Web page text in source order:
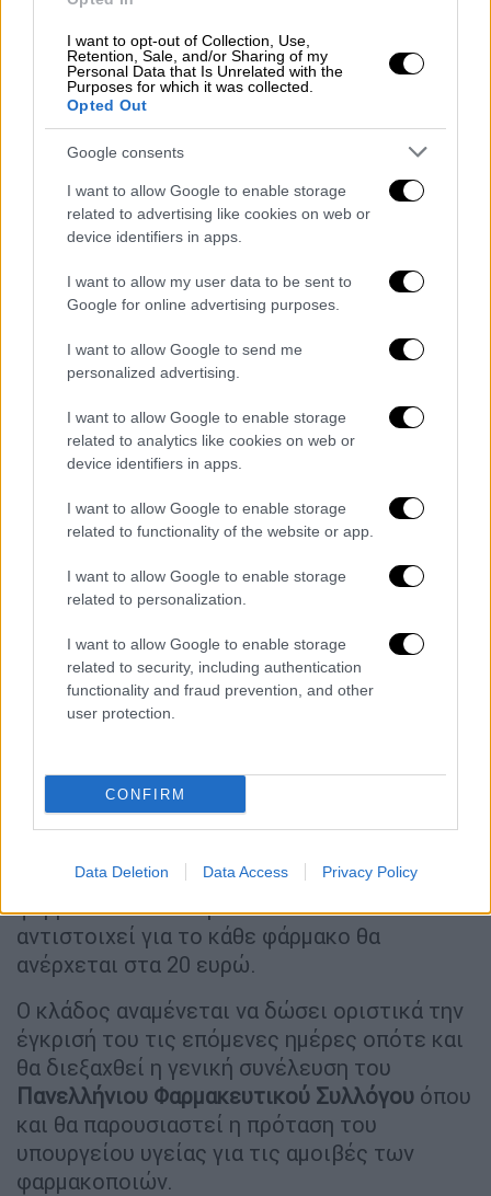
I want to opt-out of Collection, Use,
Retention, Sale, and/or Sharing of my
Personal Data that Is Unrelated with the
Purposes for which it was collected.
Opted Out
Google consents
I want to allow Google to enable storage
related to advertising like cookies on web or
device identifiers in apps.
I want to allow my user data to be sent to
Google for online advertising purposes.
I want to allow Google to send me
personalized advertising.
I want to allow Google to enable storage
related to analytics like cookies on web or
device identifiers in apps.
I want to allow Google to enable storage
related to functionality of the website or app.
I want to allow Google to enable storage
related to personalization.
I want to allow Google to enable storage
related to security, including authentication
functionality and fraud prevention, and other
user protection.
CONFIRM
Data Deletion Data Access Privacy Policy
κυστική ίνωση, για πνευμονική υπέρταση,
θαλασσαιμία (μεσογειακή αναιμία),
δρεπανοκυτταρική αναιμία και νόσο του
κινητικού νευρώνα.
Στόχος είναι να μην χρειάζεται οι
ασφαλισμένοι με χρόνια και βαριά νοσήματα
να πηγαίνουν στα φαρμακεία του ΕΟΠΥΥ
περιμένοντας σε ουρές για ατελείωτες
ώρες, ώστε να παραλάβουν τοφάρμακό
Στα φαρμακεία της γειτονιάς
Στο μεταξύ τονΙούνιοαναμένεται να
ξεκινήσει και η διανομή φαρμάκων υψηλού
κόστους και από τα φαρμακεία της
γειτονιάς.
Η ηγεσία του υπουργείου υγείας
είχε
ξεκινήσει εδώ και καιρό συνομιλίες με τους
εκπροσώπους των φαρμακοποιών,
προκειμένου να επιτευχθεί η οριστική
συμφωνία και να ξεκινήσει η διαδικασία
διανομής των φαρμάκων υψηλού κόστους
από τις αποθήκες του ΕΟΠΥΥ στα φαρμακεία
Οι δύο πλευρές σύμφωνα με πληροφορίες
του ethnos.gr κατέληξαν σε συμφωνία που
φαρμακοποιών που θα διαθέτουν τα ακριβά
φάρμακα. Ειδικότερα το ποσό που θα
αντιστοιχεί για το κάθε φάρμακο θα
ανέρχεται στα 20 ευρώ.
Ο κλάδος αναμένεται να δώσει οριστικά την
έγκρισή του τις επόμενες ημέρες οπότε και
θα διεξαχθεί η γενική συνέλευση του
Πανελλήνιου Φαρμακευτικού Συλλόγου όπου
και θα παρουσιαστεί η πρόταση του
υπουργείου υγείας για τις αμοιβές των
φαρμακοποιών.